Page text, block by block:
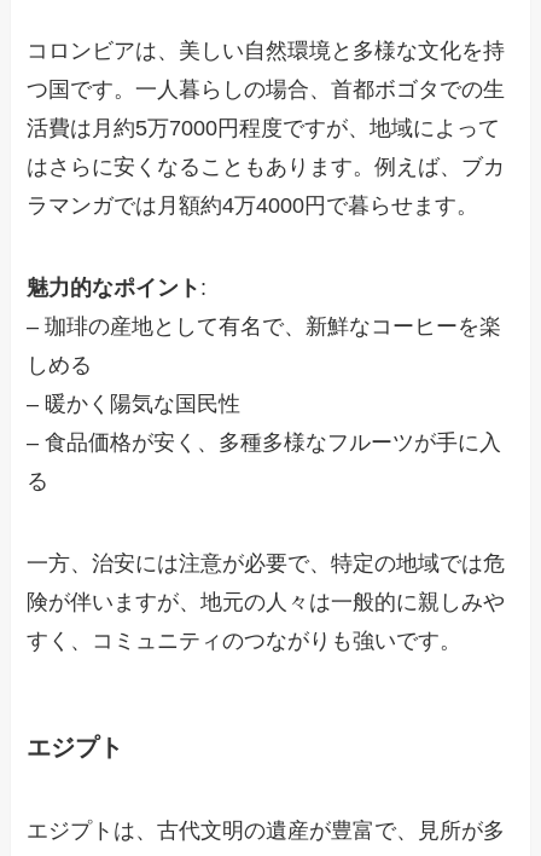
コロンビアは、美しい自然環境と多様な文化を持
つ国です。一人暮らしの場合、首都ボゴタでの生
活費は月約5万7000円程度ですが、地域によって
はさらに安くなることもあります。例えば、ブカ
ラマンガでは月額約4万4000円で暮らせます。
魅力的なポイント :
– 珈琲の産地として有名で、新鮮なコーヒーを楽
しめる
– 暖かく陽気な国民性
– 食品価格が安く、多種多様なフルーツが手に入
る
一方、治安には注意が必要で、特定の地域では危
険が伴いますが、地元の人々は一般的に親しみや
すく、コミュニティのつながりも強いです。
エジプト
エジプトは、古代文明の遺産が豊富で、見所が多